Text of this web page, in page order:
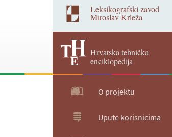
Leksikografski zavod
Miroslav Krleža
Hrvatska tehnička
enciklopedija
O projektu
Upute korisnicima